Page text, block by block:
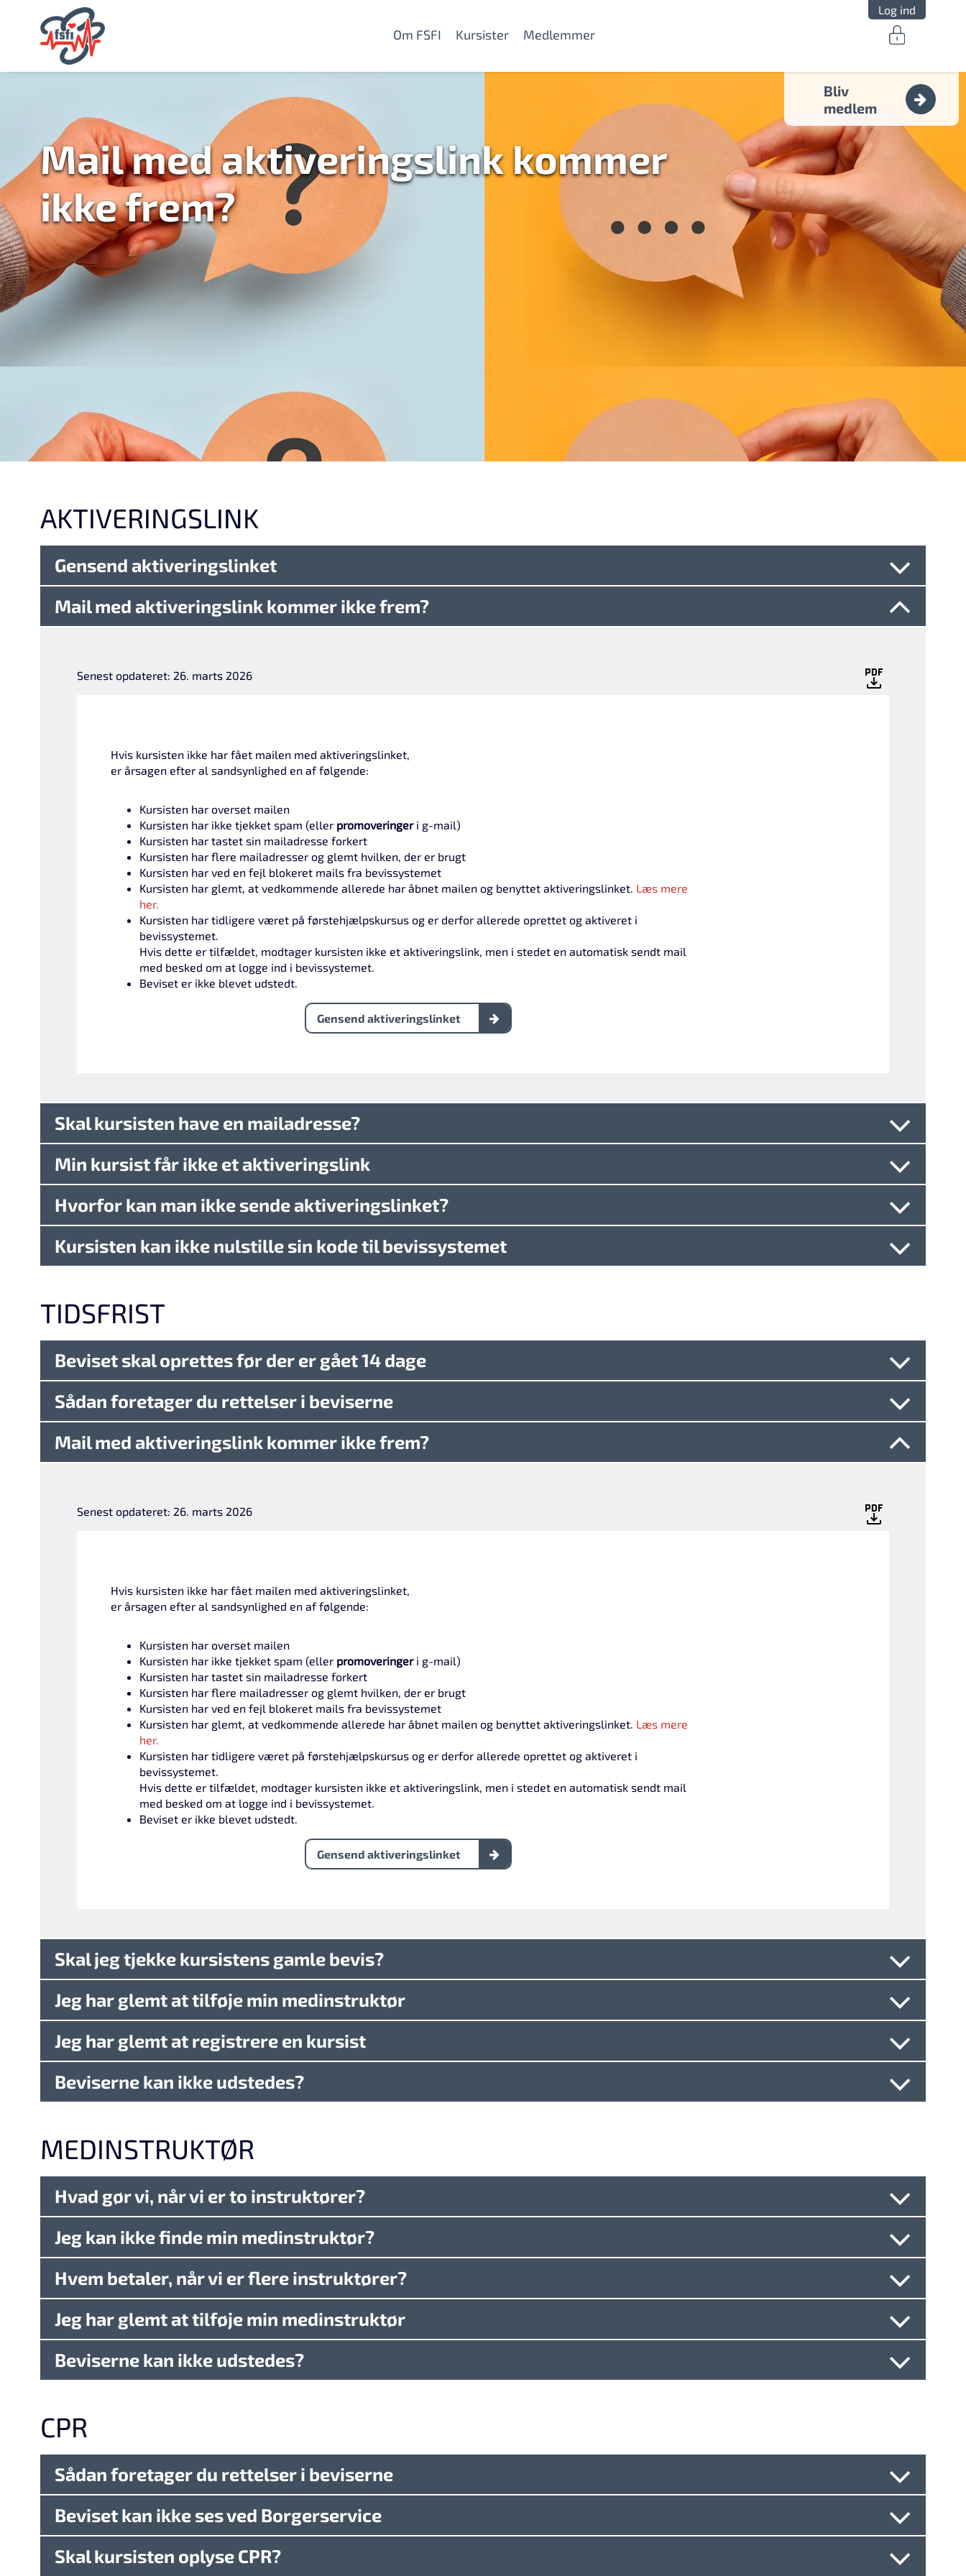
Om FSFI Kursister Medlemmer
Log ind
Mail med aktiveringslink kommer
ikke frem?
Bliv
medlem
AKTIVERINGSLINK
Gensend aktiveringslinket
Mail med aktiveringslink kommer ikke frem?
Senest opdateret: 26. marts 2026
Hvis kursisten ikke har fået mailen med aktiveringslinket,
er årsagen efter al sandsynlighed en af følgende:
Kursisten har overset mailen
Kursisten har ikke tjekket spam (eller promoveringeri g-mail)
Kursisten har tastet sin mailadresse forkert
Kursisten har flere mailadresser og glemt hvilken, der er brugt
Kursisten har ved en fejl blokeret mails fra bevissystemet
Kursisten har glemt, at vedkommende allerede har åbnet mailen og benyttet aktiveringslinket. Læs mere
her.
Kursisten har tidligere været på førstehjælpskursus og er derfor allerede oprettet og aktiveret i
bevissystemet.
Hvis dette er tilfældet, modtager kursisten ikke et aktiveringslink, men i stedet en automatisk sendt mail
med besked om at logge ind i bevissystemet.
Beviset er ikke blevet udstedt.
Gensend aktiveringslinket
Skal kursisten have en mailadresse?
Min kursist får ikke et aktiveringslink
Hvorfor kan man ikke sende aktiveringslinket?
Kursisten kan ikke nulstille sin kode til bevissystemet
TIDSFRIST
Beviset skal oprettes før der er gået 14 dage
Sådan foretager du rettelser i beviserne
Mail med aktiveringslink kommer ikke frem?
Senest opdateret: 26. marts 2026
Hvis kursisten ikke har fået mailen med aktiveringslinket,
er årsagen efter al sandsynlighed en af følgende:
Kursisten har overset mailen
Kursisten har ikke tjekket spam (eller promoveringeri g-mail)
Kursisten har tastet sin mailadresse forkert
Kursisten har flere mailadresser og glemt hvilken, der er brugt
Kursisten har ved en fejl blokeret mails fra bevissystemet
Kursisten har glemt, at vedkommende allerede har åbnet mailen og benyttet aktiveringslinket. Læs mere
her.
Kursisten har tidligere været på førstehjælpskursus og er derfor allerede oprettet og aktiveret i
bevissystemet.
Hvis dette er tilfældet, modtager kursisten ikke et aktiveringslink, men i stedet en automatisk sendt mail
med besked om at logge ind i bevissystemet.
Beviset er ikke blevet udstedt.
Gensend aktiveringslinket
Skal jeg tjekke kursistens gamle bevis?
Jeg har glemt at tilføje min medinstruktør
Jeg har glemt at registrere en kursist
Beviserne kan ikke udstedes?
MEDINSTRUKTØR
Hvad gør vi, når vi er to instruktører?
Jeg kan ikke finde min medinstruktør?
Hvem betaler, når vi er flere instruktører?
Jeg har glemt at tilføje min medinstruktør
Beviserne kan ikke udstedes?
CPR
Sådan foretager du rettelser i beviserne
Beviset kan ikke ses ved Borgerservice
Skal kursisten oplyse CPR?